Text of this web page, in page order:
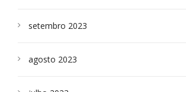
setembro 2023
agosto 2023